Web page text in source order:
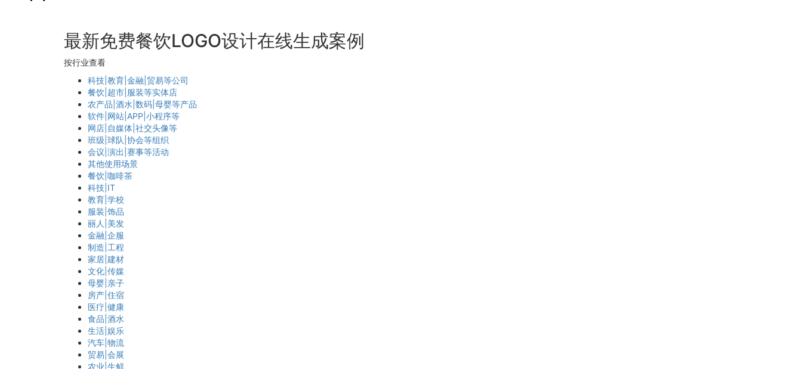
最新免费餐饮LOGO设计在线生成案例
按行业查看
科技|教育|金融|贸易等公司
餐饮|超市|服装等实体店
农产品|酒水|数码|母婴等产品
软件|网站|APP|小程序等
网店|自媒体|社交头像等
班级|球队|协会等组织
会议|演出|赛事等活动
其他使用场景
餐饮|咖啡茶
科技|IT
教育|学校
服装|饰品
丽人|美发
金融|企服
制造|工程
家居|建材
文化|传媒
母婴|亲子
房产|住宿
医疗|健康
食品|酒水
生活|娱乐
汽车|物流
贸易|会展
农业|生鲜